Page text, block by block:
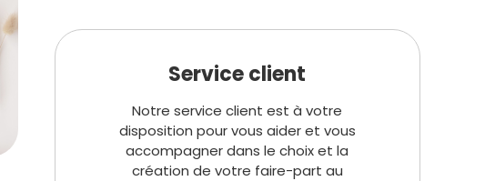
Service client
Notre service client est à votre
disposition pour vous aider et vous
accompagner dans le choix et la
création de votre faire-part au